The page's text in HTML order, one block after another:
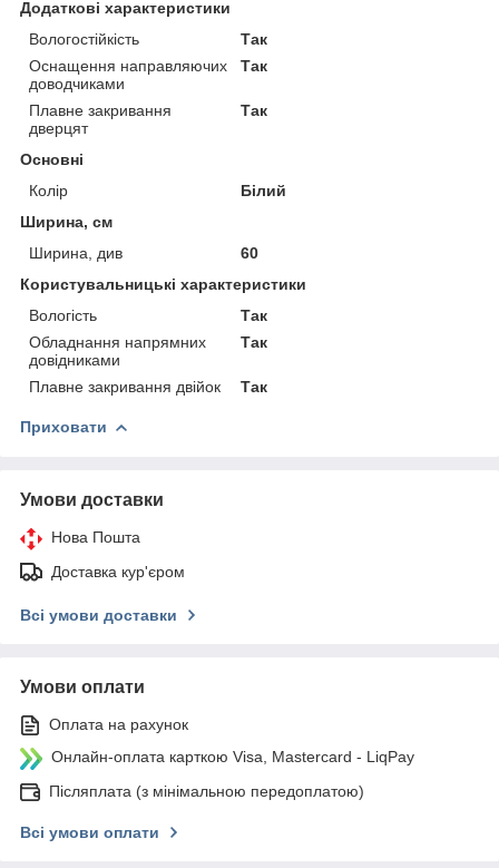
Додаткові характеристики
Вологостійкість
Так
Оснащення направляючих
доводчиками
Так
Плавне закривання
дверцят
Так
Основні
Колір
Білий
Ширина, см
Ширина, див
60
Користувальницькі характеристики
Вологість
Так
Обладнання напрямних
довідниками
Так
Плавне закривання двійок Так
Приховати
Умови доставки
Нова Пошта
Доставка кур'єром
Всі умови доставки
Умови оплати
Оплата на рахунок
Онлайн-оплата карткою Visa, Mastercard - LiqPay
Післяплата (з мінімальною передоплатою)
Всі умови оплати